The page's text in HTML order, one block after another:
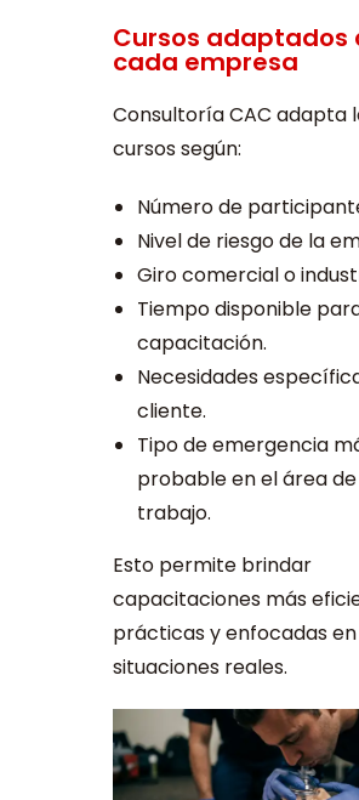
Cursos adaptados
cada empresa
Consultoría CAC adapta
cursos según:
Número de
Nivel de riesgo de la
Giro comercial o
Tiempo disponible
capacitación.
Necesidades
cliente.
Tipo de emergencia
probable en el área de
trabajo.
Esto permite brindar
capacitaciones más
prácticas y enfocadas en
situaciones reales.